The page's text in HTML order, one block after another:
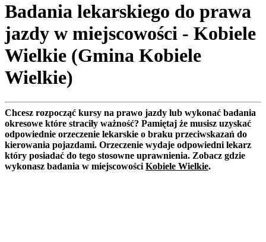
Badania lekarskiego do prawa
jazdy w miejscowości - Kobiele
Wielkie (Gmina Kobiele
Wielkie)
Chcesz rozpocząć kursy na prawo jazdy lub wykonać badania
okresowe które straciły ważność? Pamiętaj że musisz uzyskać
odpowiednie orzeczenie lekarskie o braku przeciwskazań do
kierowania pojazdami. Orzeczenie wydaje odpowiedni lekarz
który posiadać do tego stosowne uprawnienia. Zobacz gdzie
wykonasz badania w miejscowości Kobiele Wielkie.